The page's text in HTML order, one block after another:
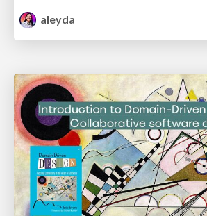
aleyda